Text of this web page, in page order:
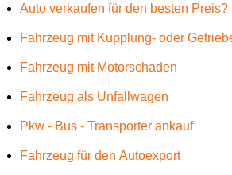
Auto verkaufen für den besten Preis?
Fahrzeug mit Kupplung- oder
Fahrzeug mit Motorschaden
Fahrzeug als Unfallwagen
Pkw - Bus - Transporter ankauf
Fahrzeug für den Autoexport